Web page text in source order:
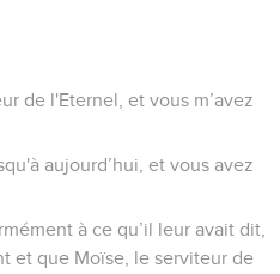
de l'Eternel, et vous m’avez
aujourd’hui, et vous avez
à ce qu’il leur avait dit,
et que Moïse, le serviteur de